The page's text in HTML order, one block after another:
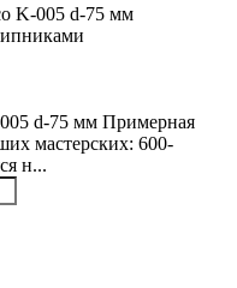
d-75 мм Примерная
мастерских: 600-
н...